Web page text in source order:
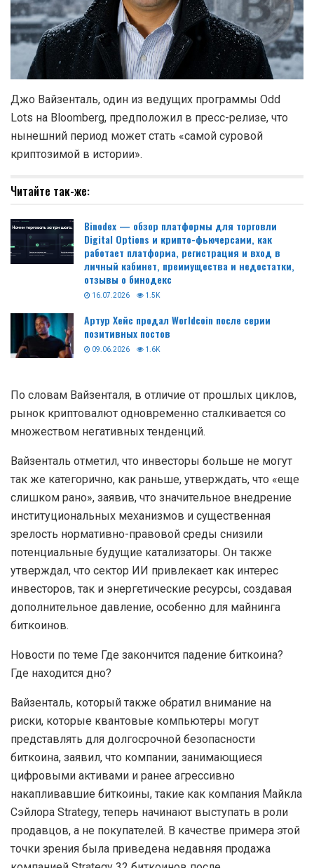
Джо Вайзенталь, один из ведущих программы Odd
Lots на Bloomberg, предположил в пресс-релизе, что
нынешний период может стать «самой суровой
криптозимой в истории».
Читайте так-же:
Binodex — обзор платформы для торговли
Digital Options и крипто-фьючерсами, как
работает платформа, регистрация и вход в
личный кабинет, преимущества и недостатки,
отзывы о бинодекс
16.07.2026 1.5K
Артур Хейс продал Worldcoin после серии
позитивных постов
09.06.2026 1.6K
По словам Вайзенталя, в отличие от прошлых циклов,
рынок криптовалют одновременно сталкивается со
множеством негативных тенденций.
Вайзенталь отметил, что инвесторы больше не могут
так же категорично, как раньше, утверждать, что «еще
слишком рано», заявив, что значительное внедрение
институциональных механизмов и существенная
зрелость нормативно-правовой среды снизили
потенциальные будущие катализаторы. Он также
утверждал, что сектор ИИ привлекает как интерес
инвесторов, так и энергетические ресурсы, создавая
дополнительное давление, особенно для майнинга
биткоинов.
Новости по теме Где закончится падение биткоина?
Где находится дно?
Вайзенталь, который также обратил внимание на
риски, которые квантовые компьютеры могут
представлять для долгосрочной безопасности
биткоина, заявил, что компании, занимающиеся
цифровыми активами и ранее агрессивно
накапливавшие биткоины, такие как компания Майкла
Сэйлора Strategy, теперь начинают выступать в роли
продавцов, а не покупателей. В качестве примера этой
точки зрения была приведена недавняя продажа